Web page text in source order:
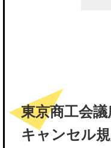
東京商工会
キャンセル